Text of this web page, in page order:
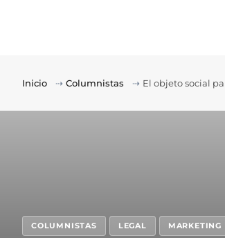
Inicio ⇢ Columnistas ⇢ El objeto social
COLUMNISTAS LEGAL MARKETING